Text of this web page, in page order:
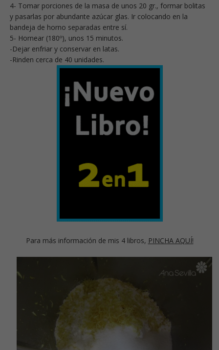
4- Tomar porciones de la masa de unos 20 gr., formar bolitas
y pasarlas por abundante azúcar glas. Ir colocando en la
bandeja de horno separadas entre sí.
5- Hornear (180º), unos 15 minutos.
-Dejar enfriar y conservar en latas.
-Rinden cerca de 40 unidades.
Para más información de mis 4 libros, PINCHA AQUÍ!